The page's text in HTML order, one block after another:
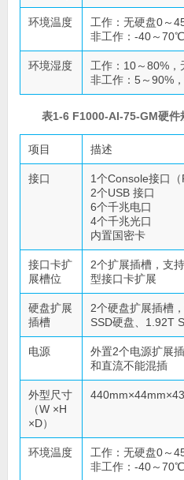
环境温度
工作：无硬盘0～
非工作：-40～70℃
环境湿度
工作：10～80%，
非工作：5～90%
表1-6 F1000-AI-75-GM硬件
项目 描述
接口
1个Console接口（
2个USB 接口
6个千兆电口
4个千兆光口
内置国密卡
接口卡扩
展槽位
2个扩展插槽，支
型接口卡扩展
硬盘扩展
插槽
2个硬盘扩展插槽
SSD硬盘、1.92T
电源
外置2个电源扩展
和直流不能混插
外型尺寸
（W ×H
×D）
环境温度
工作：无硬盘0～
非工作：-40～70℃